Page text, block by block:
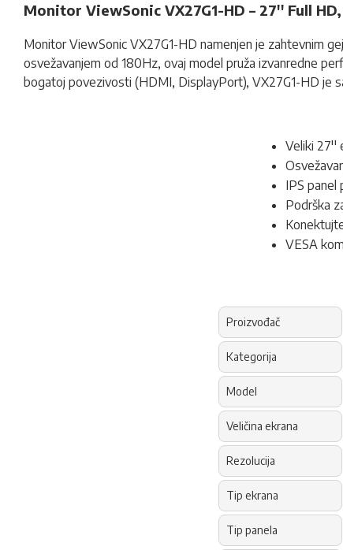
Monitor ViewSonic VX27G1-HD – 27'' Full
Monitor ViewSonic VX27G1-HD namenjen je zahtevnim
osvežavanjem od 180Hz, ovaj model pruža izvanredne
bogatoj povezivosti (HDMI, DisplayPort), VX27G1-HD je
Veliki 27''
IPS panel
Podrška
VESA
Proizvođač
Kategorija
Model
Veličina ekrana
Rezolucija
Tip ekrana
Tip panela